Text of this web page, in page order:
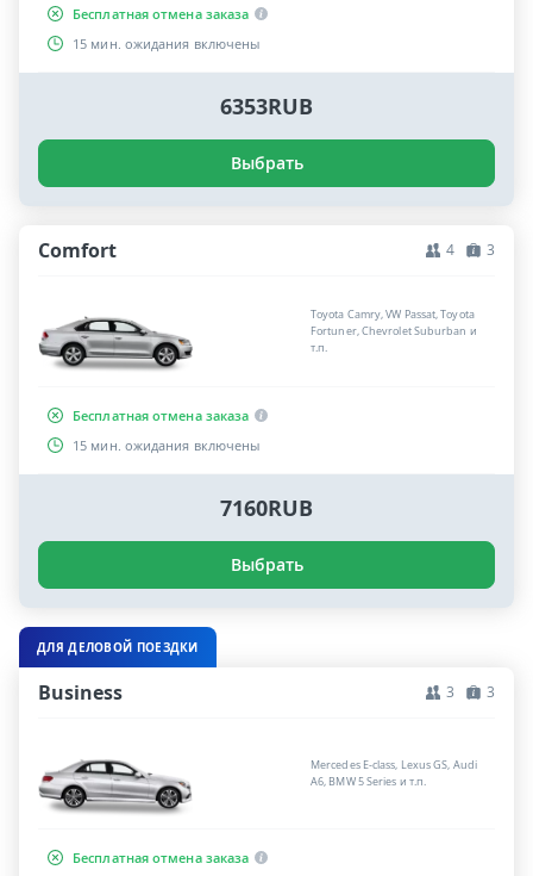
Бесплатная отмена заказа
15 мин. ожидания включены
6353RUB
Выбрать
Comfort 4 3
Toyota Camry, VW Passat, Toyota
Fortuner, Chevrolet Suburban и
т.п.
Бесплатная отмена заказа
15 мин. ожидания включены
7160RUB
Выбрать
ДЛЯ ДЕЛОВОЙ ПОЕЗДКИ
Business 3 3
Mercedes E-class, Lexus GS, Audi
A6, BMW 5 Series и т.п.
Бесплатная отмена заказа